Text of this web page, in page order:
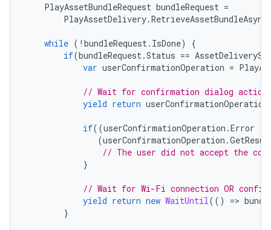
PlayAssetBundleRequest bundleRequest =
PlayAssetDelivery.RetrieveAssetBundleAsync
while ( ! bundleRequest . IsDone)
{
if(bundleRequest .Status ==
var userConfirmationOperation =
// Wait for confirmation dialog
yield return userConfirmationOperation
if((userConfirmationOperation .Error
(userConfirmationOperation .
// The user did not accept the
}
// Wait for Wi-Fi connection OR
yield return new WaitUntil (() =>
}